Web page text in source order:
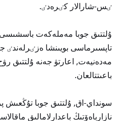
ٸس-شارالار كٸرەدٸ.
ۇلتتىق جوبا مەملەكەت
تاپسىرماسى بويىنشا ەزٸرلەندٸ
مەدەنيەت, اعارتۋ جەنە ۇلتتىق
باعىتتالعان.
سونداي-اق, ۇلتتىق جوبا تۇڭعىش
نازارباەۆتىڭ باعدارلامالىق